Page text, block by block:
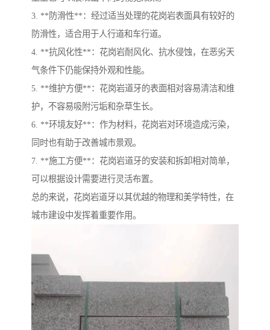
3. **防滑性**：经过适当处理的花岗岩表面具有较好的
防滑性，适合用于人行道和车行道。
4. **抗风化性**：花岗岩耐风化、抗水侵蚀，在恶劣天
气条件下仍能保持外观和性能。
5. **维护方便**：花岗岩道牙的表面相对容易清洁和维
护，不容易吸附污垢和杂草生长。
6. **环境友好**：作为材料，花岗岩对环境造成污染，
同时也有助于改善城市景观。
7. **施工方便**：花岗岩道牙的安装和拆卸相对简单，
可以根据设计需要进行灵活布置。
总的来说，花岗岩道牙以其优越的物理和美学特性，在
城市建设中发挥着重要作用。